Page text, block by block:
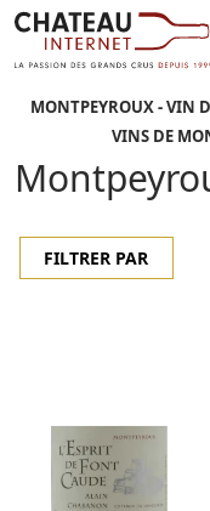
MONTPEYROUX - VIN
VINS DE
FILTRER PAR